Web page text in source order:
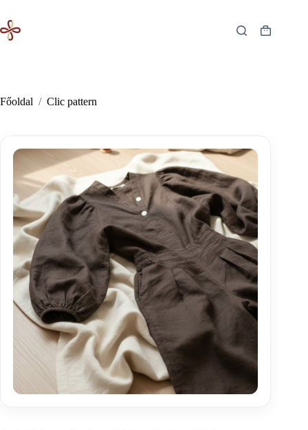
content
Shopping
Főoldal / Clic pattern